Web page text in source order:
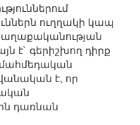
ուղղակի կապ
է` գերիշխող դիրք
մահմեդական
է, որ
դառնան